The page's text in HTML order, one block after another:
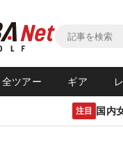
全ツアー ギア
注目 国内